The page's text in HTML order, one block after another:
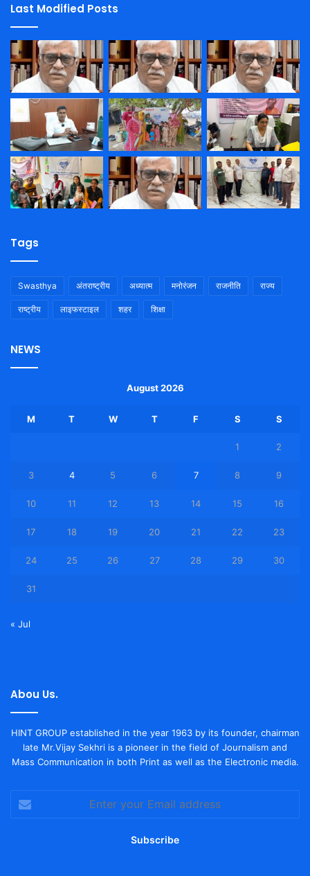
Last Modified Posts
Tags
Swasthya अंतराष्ट्रीय अध्यात्म मनोरंजन राजनीति राज्य
राष्ट्रीय लाइफस्टाइल शहर शिक्षा
NEWS
August 2026
M T W T F S S
1 2
3 4 5 6 7 8 9
10 11 12 13 14 15 16
17 18 19 20 21 22 23
24 25 26 27 28 29 30
31
« Jul
Abou Us.
HINT GROUP established in the year 1963 by its founder, chairman
late Mr.Vijay Sekhri is a pioneer in the field of Journalism and
Mass Communication in both Print as well as the Electronic media.
your